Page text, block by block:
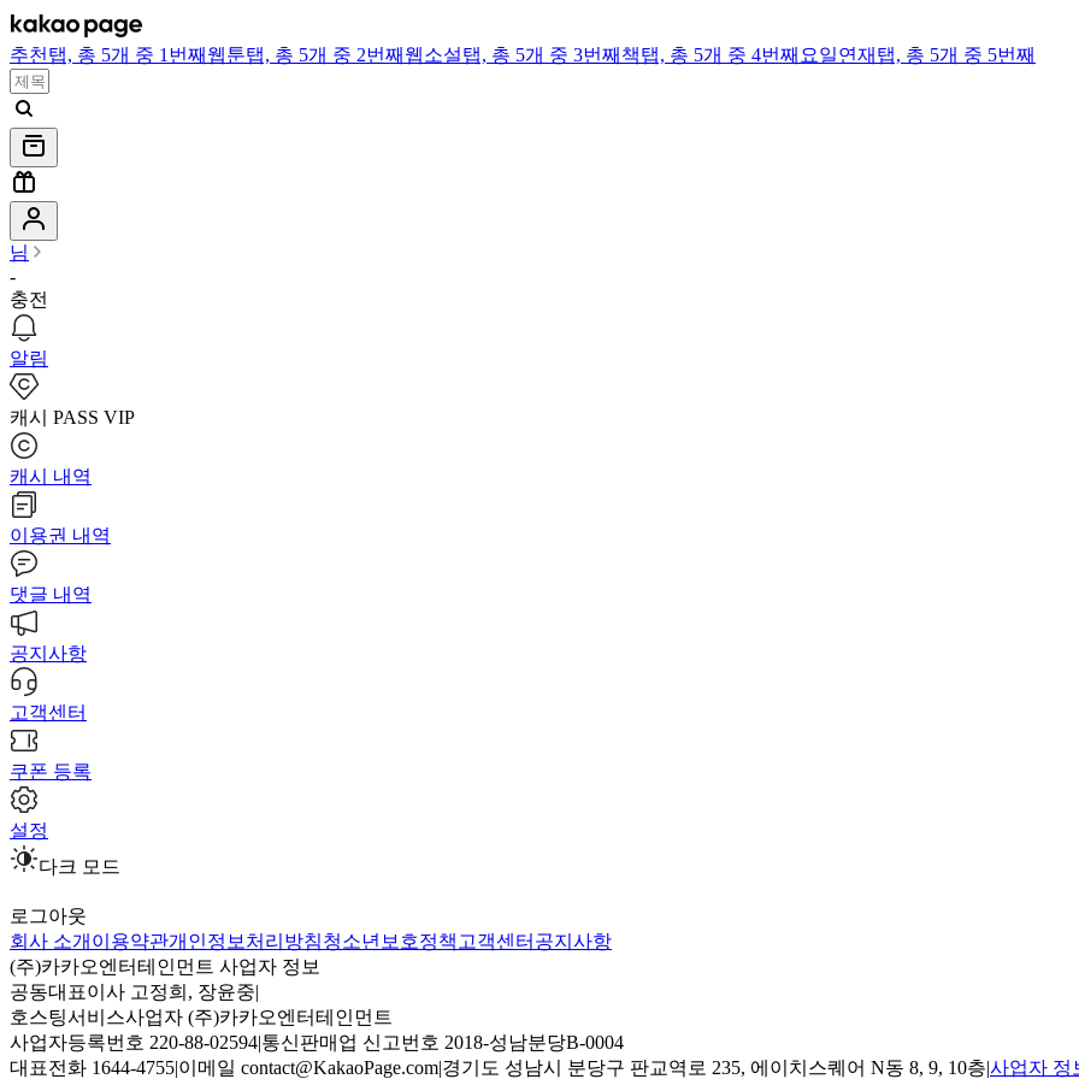
추천 탭, 총 5개 중 1번째 웹툰탭, 총 5개 중 2번째 웹소설탭, 총 5개 중 3번째 책탭, 총 5개 중 4번째 요일연재 탭, 총 5개 중 5번째
님
-
충전
알림
캐시 PASS VIP
캐시 내역
이용권 내역
댓글 내역
공지사항
고객센터
쿠폰 등록
설정
다크 모드
로그아웃
회사 소개 이용약관개인정보처리방침청소년보호정책 고객센터 공지사항
(주)카카오엔터테인먼트 사업자 정보
공동대표이사 고정희, 장윤중|
호스팅서비스사업자 (주)카카오엔터테인먼트
사업자등록번호 220-88-02594|통신판매업 신고번호 2018-성남분당B-0004
대표전화 1644-4755|이메일 contact@KakaoPage.com|경기도 성남시 분당구 판교역로 235, 에이치스퀘어 N동 8, 9, 10층|사업자 정